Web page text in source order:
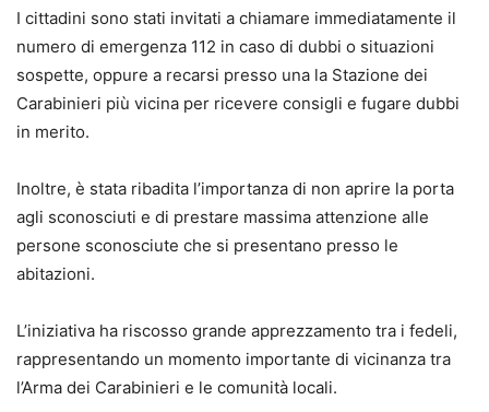
I cittadini sono stati invitati a chiamare immediatamente il
numero di emergenza 112 in caso di dubbi o situazioni
sospette, oppure a recarsi presso una la Stazione dei
Carabinieri più vicina per ricevere consigli e fugare dubbi
in merito.
Inoltre, è stata ribadita l’importanza di non aprire la porta
agli sconosciuti e di prestare massima attenzione alle
persone sconosciute che si presentano presso le
abitazioni.
L’iniziativa ha riscosso grande apprezzamento tra i fedeli,
rappresentando un momento importante di vicinanza tra
l’Arma dei Carabinieri e le comunità locali.